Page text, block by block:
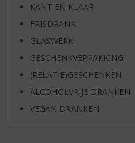
KANT EN KLAAR
FRISDRANK
GLASWERK
GESCHENKVERPAKKING
(RELATIE)GESCHENKEN
ALCOHOLVRIJE DRANKEN
VEGAN DRANKEN